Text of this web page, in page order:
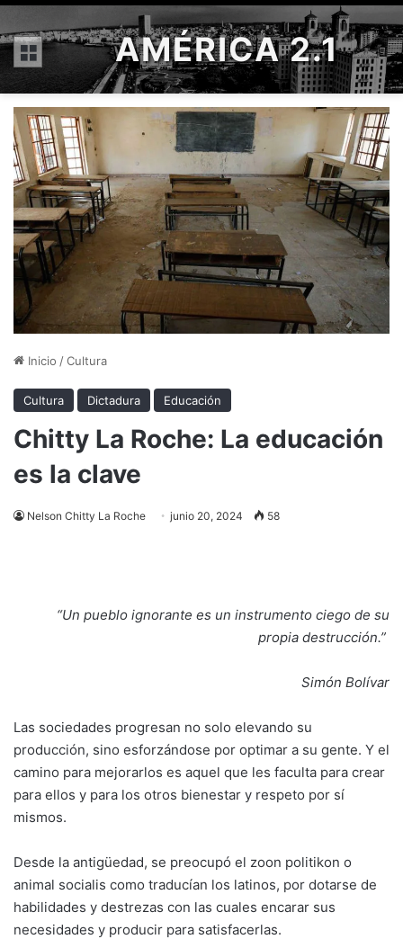
Menú AMÉRICA 2.1
Inicio /Cultura
Cultura Dictadura Educación
Chitty La Roche: La educación
es la clave
Nelson Chitty La Roche junio 20, 2024 58
“Un pueblo ignorante es un instrumento ciego de su
propia destrucción.”
Simón Bolívar
Las sociedades progresan no solo elevando su
producción, sino esforzándose por optimar a su gente. Y el
camino para mejorarlos es aquel que les faculta para crear
para ellos y para los otros bienestar y respeto por sí
mismos.
Desde la antigüedad, se preocupó el zoon politikon o
animal socialis como traducían los latinos, por dotarse de
habilidades y destrezas con las cuales encarar sus
necesidades y producir para satisfacerlas.